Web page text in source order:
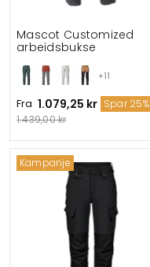
+11
Mascot Customized
arbeidsbukse
Fra 1.079,25 kr Spar 25%
1.439,00 kr
Kampanje